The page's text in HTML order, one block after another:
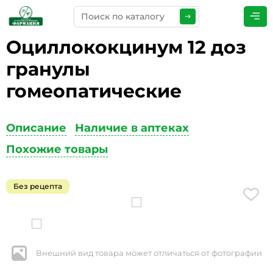
Оциллококцинум 12 доз
гранулы
гомеопатические
Описание
Наличие в аптеках
Похожие товары
Без рецепта
Внешний вид товара может отличаться от фотографии
ПРЕДСТАВЬТЕСЬ*